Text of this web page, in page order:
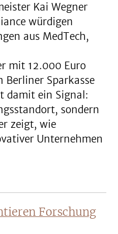
Kai Wegner
würdigen
aus MedTech,
mit 12.000 Euro
Berliner Sparkasse
damit ein Signal:
sondern
zeigt, wie
Unternehmen
Forschung